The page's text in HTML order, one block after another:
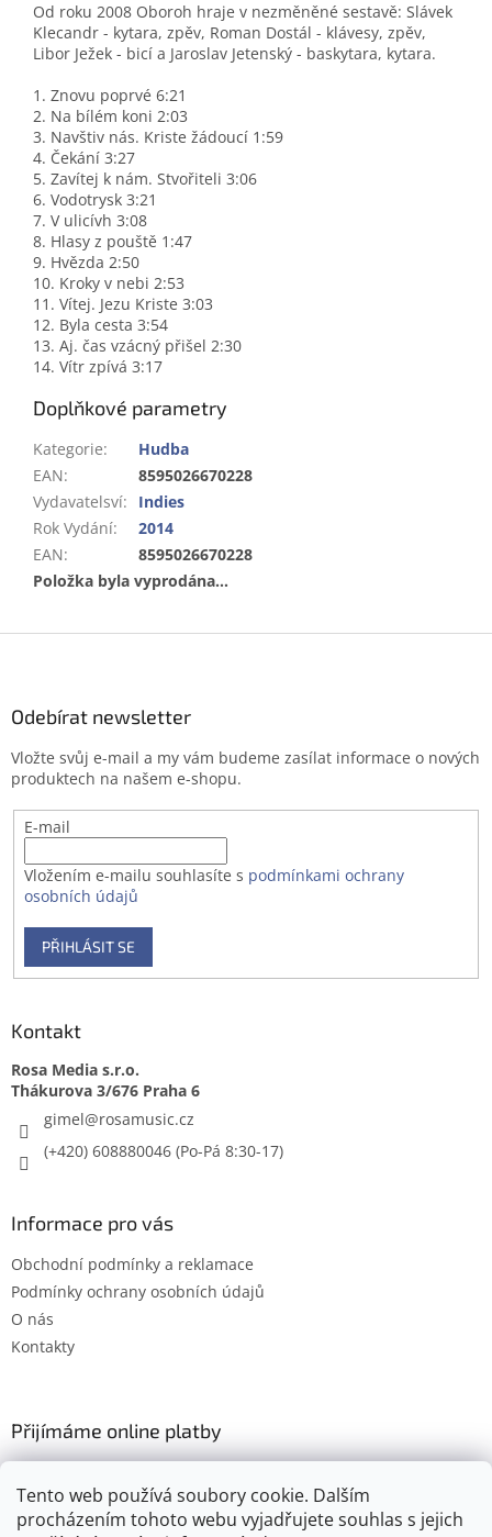
Tento web používá soubory cookie. Dalším
procházením tohoto webu vyjadřujete souhlas s jejich
Od roku 2008 Oboroh hraje v nezměněné sestavě: Slávek
Klecandr - kytara, zpěv, Roman Dostál - klávesy, zpěv,
Libor Ježek - bicí a Jaroslav Jetenský - baskytara, kytara.
1. Znovu poprvé 6:21
2. Na bílém koni 2:03
3. Navštiv nás. Kriste žádoucí 1:59
4. Čekání 3:27
5. Zavítej k nám. Stvořiteli 3:06
6. Vodotrysk 3:21
7. V ulicívh 3:08
8. Hlasy z pouště 1:47
9. Hvězda 2:50
10. Kroky v nebi 2:53
11. Vítej. Jezu Kriste 3:03
12. Byla cesta 3:54
13. Aj. čas vzácný přišel 2:30
14. Vítr zpívá 3:17
Doplňkové parametry
Kategorie:
Hudba
EAN:
8595026670228
Vydavatelsví:
Indies
Rok Vydání:
2014
EAN:
8595026670228
Položka byla vyprodána…
Odebírat newsletter
Vložte svůj e-mail a my vám budeme zasílat informace o nových
produktech na našem e-shopu.
E-mail
Vložením e-mailu souhlasíte s podmínkami ochrany
osobních údajů
PŘIHLÁSIT SE
Kontakt
Rosa Media s.r.o.
gimel@rosamusic.cz
(+420) 608880046
Informace pro vás
Obchodní podmínky a reklamace
Podmínky ochrany osobních údajů
O nás
Kontakty
Přijímáme online platby